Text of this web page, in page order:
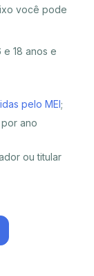
você pode
e 18 anos e
pelo MEI;
ano
ou titular